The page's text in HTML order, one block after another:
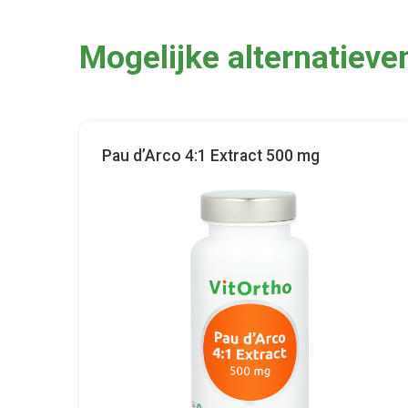
Mogelijke
Pau d’Arco 4:1 Extract 500 mg